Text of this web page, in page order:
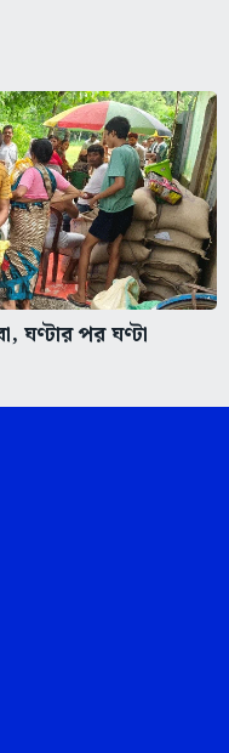
ঘণ্টার পর ঘণ্টা